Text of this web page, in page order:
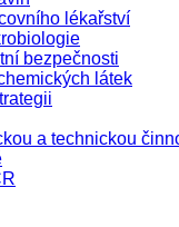
lékařství
bezpečnosti
látek
a technickou